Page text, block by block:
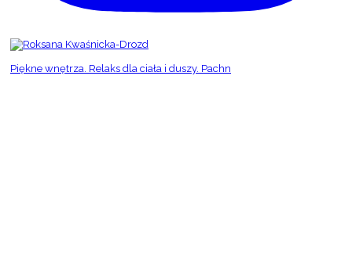
Piękne wnętrza. Relaks dla ciała i duszy. Pachn